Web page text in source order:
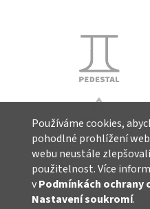
Používáme cookies,
pohodlné prohlížení
webu neustále
použitelnost. Více
vPodmínkách ochrany
Nastavení soukromí.